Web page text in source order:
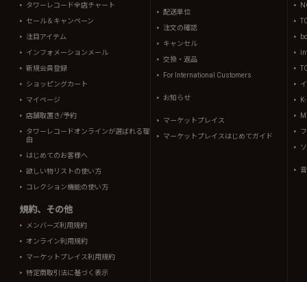
タワーレコード全店チャート
セール＆キャンペーン
注目アイテム
インフォメーションメール
新規会員登録
ショッピングカート
マイページ
店舗取置き/予約
タワーレコードオンラインが選ばれる理
由
はじめてのお客様へ
欲しい物リストの使い方
コレクション機能の使い方
規約、その他
メンバーズ利用規約
オンライン利用規約
マーケットプレイス利用規約
特定商取引法に基づく表示
配送単位
注文の確認
キャンセル
交換・返品
For International Customers
お知らせ
マーケットプレイス
マーケットプレイスはじめてガイド